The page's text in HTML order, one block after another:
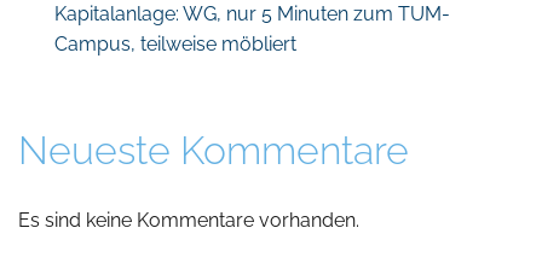
Kapitalanlage: WG, nur 5 Minuten zum TUM-
Campus, teilweise möbliert
Neueste Kommentare
Es sind keine Kommentare vorhanden.